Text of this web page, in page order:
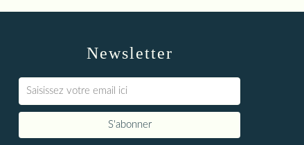
Newsletter